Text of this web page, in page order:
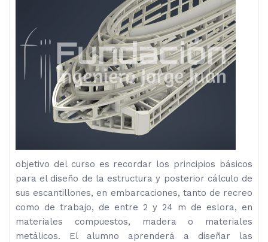
objetivo del curso es recordar los principios básicos
para el diseño de la estructura y posterior cálculo de
sus escantillones, en embarcaciones, tanto de recreo
como de trabajo, de entre 2 y 24 m de eslora, en
materiales compuestos, madera o materiales
metálicos. El alumno aprenderá a diseñar las